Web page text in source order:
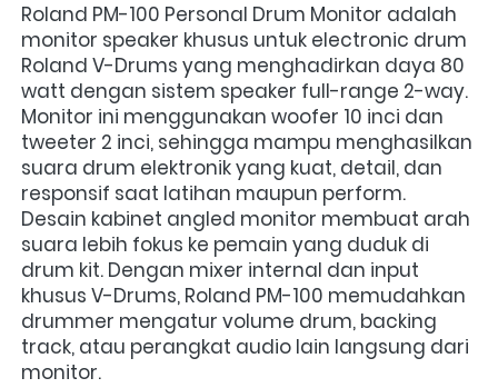
Roland PM-100 Personal Drum Monitor adalah
monitor speaker khusus untuk electronic drum
Roland V-Drums yang menghadirkan daya 80
watt dengan sistem speaker full-range 2-way.
Monitor ini menggunakan woofer 10 inci dan
tweeter 2 inci, sehingga mampu menghasilkan
suara drum elektronik yang kuat, detail, dan
responsif saat latihan maupun perform.
Desain kabinet angled monitor membuat arah
suara lebih fokus ke pemain yang duduk di
drum kit. Dengan mixer internal dan input
khusus V-Drums, Roland PM-100 memudahkan
drummer mengatur volume drum, backing
track, atau perangkat audio lain langsung dari
monitor.